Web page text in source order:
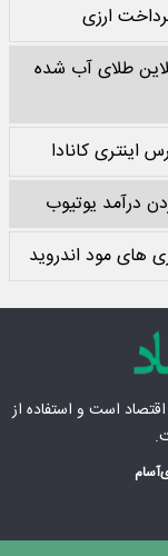
ارزی
طلای آب شده
اینتری کانادا
درآمد یوتیوب
های مود اندروید
است و استفاده از
آسام